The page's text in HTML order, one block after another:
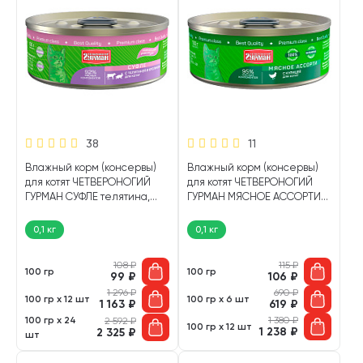
38
Влажный корм (консервы)
для котят ЧЕТВЕРОНОГИЙ
ГУРМАН СУФЛЕ телятина,
0,1 кг
100 гр
108₽
99 ₽
100 гр х 12 шт
1 296₽
1 163 ₽
100 гр х 24
шт
2 592₽
2 325 ₽
11
Влажный корм (консервы)
для котят ЧЕТВЕРОНОГИЙ
ГУРМАН МЯСНОЕ АССОРТИ
0,1 кг
100 гр
115₽
106 ₽
100 гр х 6 шт
690₽
619 ₽
100 гр х 12 шт
1 380₽
1 238 ₽